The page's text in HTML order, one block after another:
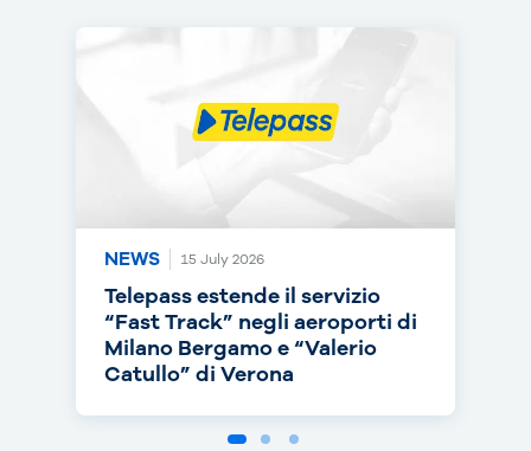
NEWS 15 July 2026
Telepass estende il servizio
“Fast Track” negli aeroporti di
Milano Bergamo e “Valerio
Catullo” di Verona
NEWS 14 July 2026
Telepass punta sull’RC Auto e
torna on air con una nuova
campagna
NEWS 30 June 2026
Telepass cresce in europa: dal
1° luglio telepedaggio attivo
anche nei Paesi Bassi